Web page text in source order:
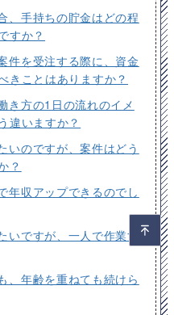
、手持ちの貯金はどの程
すか？
件を受注する際に、資金
きことはありますか？
き方の1日の流れのイメ
違いますか？
いのですが、案件はどう
？
年収アップできるのでし
いですが、一人で作業す
、年齢を重ねても続けら